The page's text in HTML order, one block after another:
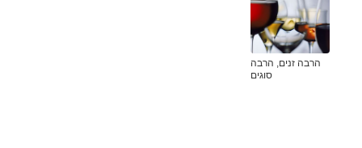
הרבה זנים, הרבה
סוגים